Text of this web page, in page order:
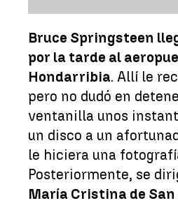
Bruce Springsteen
por la tarde al
Hondarribia. Allí le
pero no dudó en
ventanilla unos
un disco a un
le hiciera una
Posteriormente, se
María Cristina de